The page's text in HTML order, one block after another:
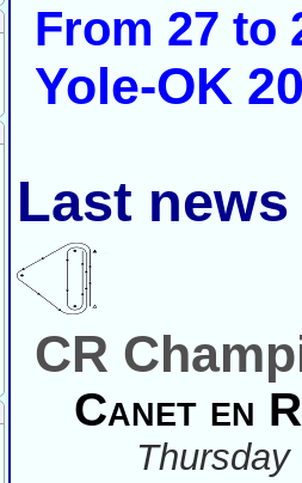
From 27 to
Yole-OK
Last news
CR
Canet en